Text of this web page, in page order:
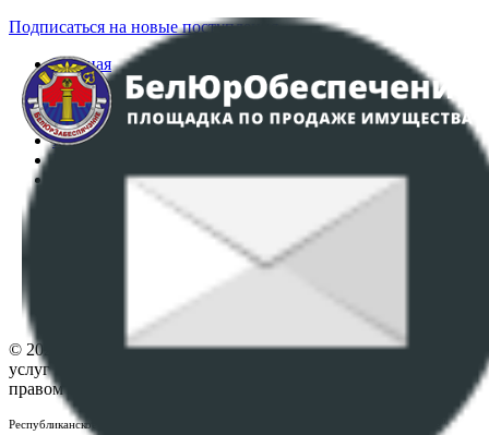
Подписаться на новые поступления
Главная
Аукционы
Интернет-магазин
Регламент организации и проведения торгов
Политика в отношении обработки персональных
ПОЛОЖЕНИЕ О ПОЛИТИКЕ ОБРАБОТКИ COOKIE-
Настройки cookie-файлов
© 2026 Республиканское унитарное предприятие по оказанию
услуг "БелЮрОбеспечение" - Все права защищены авторским
правом
Республиканское унитарное предприятие по оказанию услуг "БелЮрОбеспечение"